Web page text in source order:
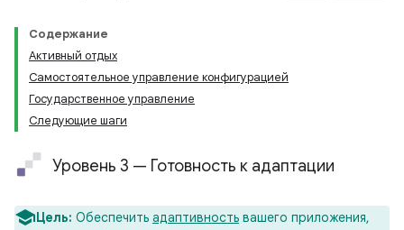
Содержание
Активный отдых
Самостоятельное управление конфигурацией
Государственное управление
Следующие шаги
Уровень 3 — Готовность к адаптации
Цель: Обеспечить адаптивность вашего приложения,